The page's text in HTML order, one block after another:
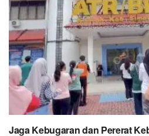
Jaga Kebugaran dan Pererat